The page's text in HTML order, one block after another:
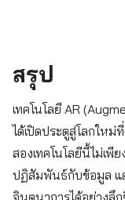
สรุป
เทคโนโลยี AR
ได้เปิดประตูสู่โลกใหม่
สองเทคโนโลยีนี้ไม่เพี
ปฏิสัมพันธ์กับข้อมูล แ